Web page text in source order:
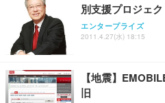
別支援プロジェ
エンタープライズ
2011.4.27(水) 18:15
【地震】
旧